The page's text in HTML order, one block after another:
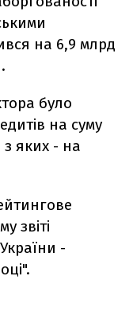
на 6,9 млрд
було
на суму
яких - на
звіті
-